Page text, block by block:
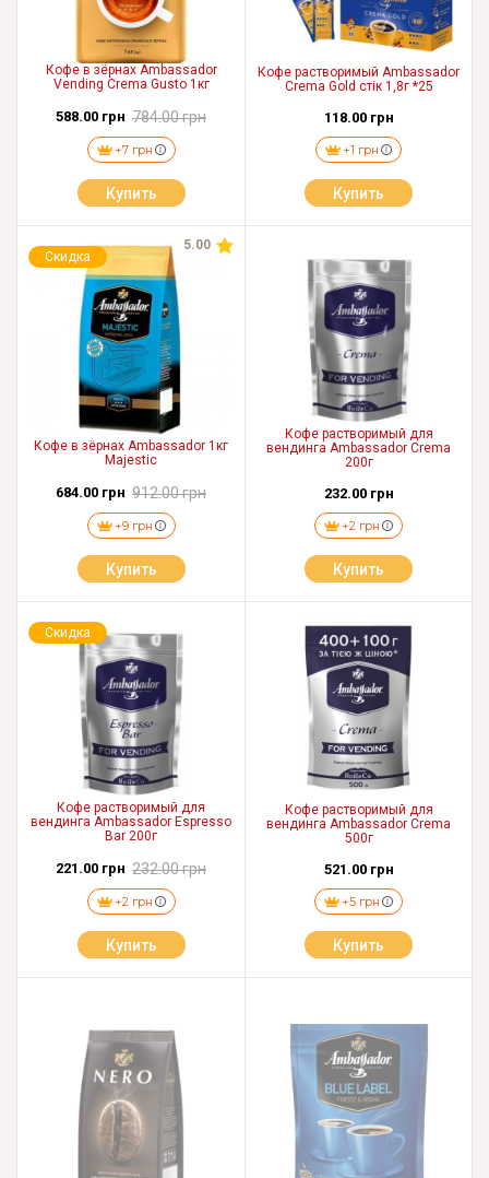
Кофе в зёрнах Ambassador
Vending Crema Gusto 1кг
588.00 грн 784.00 грн
+7 грн
Купить
Кофе растворимый Ambassador
Crema Gold стік 1,8г *25
118.00 грн
+1 грн
Купить
Скидка
5.00
Кофе в зёрнах Ambassador 1кг
Majestic
684.00 грн 912.00 грн
+9 грн
Купить
Кофе растворимый для
вендинга Ambassador Crema
200г
232.00 грн
+2 грн
Купить
Скидка
Кофе растворимый для
вендинга Ambassador Espresso
Bar 200г
221.00 грн 232.00 грн
+2 грн
Купить
Кофе растворимый для
вендинга Ambassador Crema
500г
521.00 грн
+5 грн
Купить